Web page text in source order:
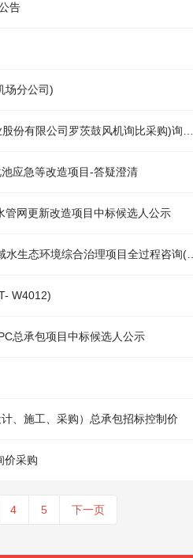
告
场分公司)
淮北矿业股份有限公司GKD2026-08-050006(标段名称：淮北矿业股份有限公司罗茨鼓风机询比采购)询比采购公告（
应急等改造项目-答疑澄清
管网更新改造项目中标候选人公示
水生态环境综合治理项目全过程咨询(HBHG-202606QG-004001001)招标公告
W4012)
总承包项目中标候选人公示
、施工、采购）总承包招标控制价
价采购
4 5 下一页